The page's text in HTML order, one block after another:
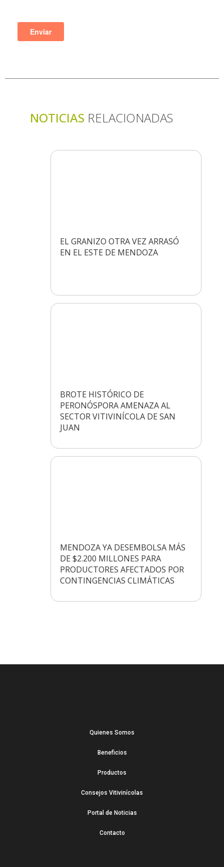
NOTICIAS RELACIONADAS
EL GRANIZO OTRA VEZ ARRASÓ
EN EL ESTE DE MENDOZA
BROTE HISTÓRICO DE
PERONÓSPORA AMENAZA AL
SECTOR VITIVINÍCOLA DE SAN
JUAN
MENDOZA YA DESEMBOLSA MÁS
DE $2.200 MILLONES PARA
PRODUCTORES AFECTADOS POR
CONTINGENCIAS CLIMÁTICAS
Quienes Somos
Beneficios
Productos
Consejos Vitivinícolas
Portal de Noticias
Contacto